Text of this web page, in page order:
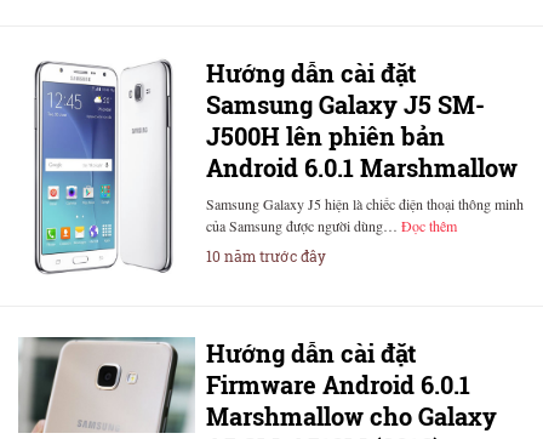
Hướng dẫn cài đặt
Samsung Galaxy J5 SM-
J500H lên phiên bản
Android 6.0.1 Marshmallow
Samsung Galaxy J5 hiện là chiếc điện thoại thông minh
của Samsung được người dùng… Đọc thêm
10 năm trước đây
Hướng dẫn cài đặt
Firmware Android 6.0.1
Marshmallow cho Galaxy